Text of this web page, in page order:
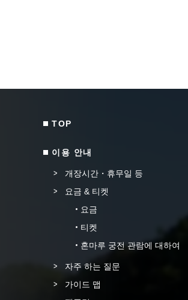
TOP
이용 안내
개장시간・휴무일 등
요금 & 티켓
요금
티켓
혼마루 궁전 관람에 대하여
자주 하는 질문
가이드 맵